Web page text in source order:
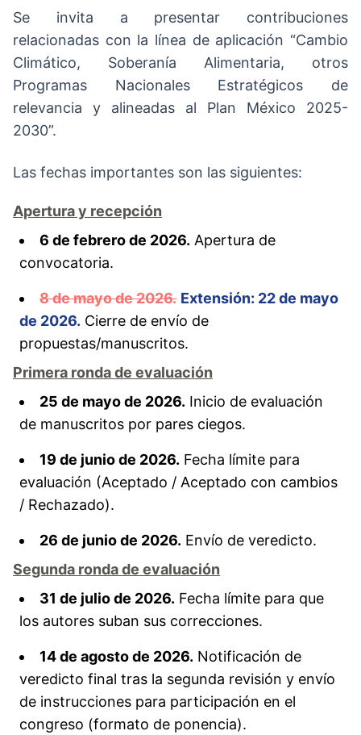
Se invita a presentar contribuciones
relacionadas con la línea de aplicación “Cambio
Climático, Soberanía Alimentaria, otros
Programas Nacionales Estratégicos de
relevancia y alineadas al Plan México 2025-
2030”.
Las fechas importantes son las siguientes:
Apertura y recepción
6 de febrero de 2026. Apertura de
convocatoria.
8 de mayo de 2026. Extensión: 22 de mayo
de 2026. Cierre de envío de
propuestas/manuscritos.
Primera ronda de evaluación
25 de mayo de 2026. Inicio de evaluación
de manuscritos por pares ciegos.
19 de junio de 2026. Fecha límite para
evaluación (Aceptado / Aceptado con cambios
/ Rechazado).
26 de junio de 2026. Envío de veredicto.
Segunda ronda de evaluación
31 de julio de 2026. Fecha límite para que
los autores suban sus correcciones.
14 de agosto de 2026. Notificación de
veredicto final tras la segunda revisión y envío
de instrucciones para participación en el
congreso (formato de ponencia).